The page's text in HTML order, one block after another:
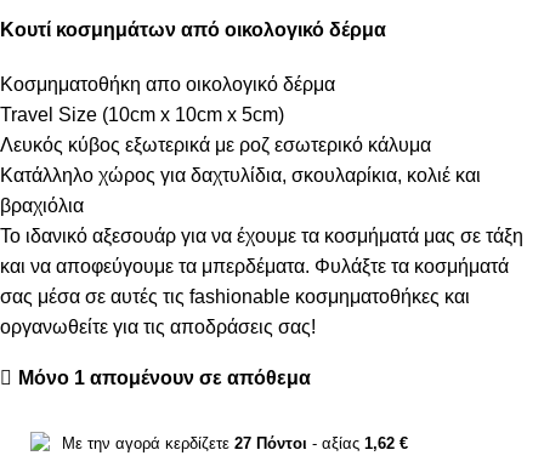
Κουτί κοσμημάτων από οικολογικό δέρμα
Κοσμηματοθήκη απο οικολογικό δέρμα
Travel Size (10cm x 10cm x 5cm)
Λευκός κύβος εξωτερικά με ροζ εσωτερικό κάλυμα
Κατάλληλο χώρος για δαχτυλίδια, σκουλαρίκια, κολιέ και
βραχιόλια
Το ιδανικό αξεσουάρ για να έχουμε τα κοσμήματά μας σε τάξη
και να αποφεύγουμε τα μπερδέματα. Φυλάξτε τα κοσμήματά
σας μέσα σε αυτές τις fashionable κοσμηματοθήκες και
οργανωθείτε για τις αποδράσεις σας!
Μόνο 1 απομένουν σε απόθεμα
Με την αγορά κερδίζετε 27 Πόντοι - αξίας 1,62 €